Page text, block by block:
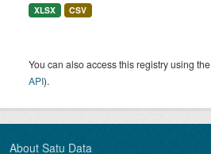
XLSX CSV
You can also access this registry using the
API).
About Satu Data